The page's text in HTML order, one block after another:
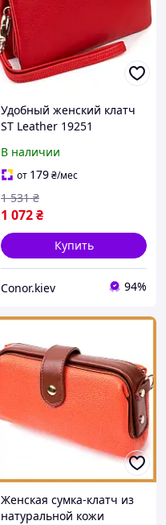
Удобный женский клатч
ST Leather 19251
кожа
В наличии
от 179₴/мес
1 072₴
1 531 ₴
Купить
Conor.kiev 94%
Женская сумка-клатч из
натуральной кожи